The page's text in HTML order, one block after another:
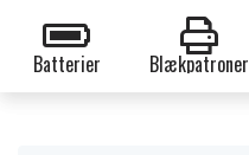
Batterier Blækpatroner